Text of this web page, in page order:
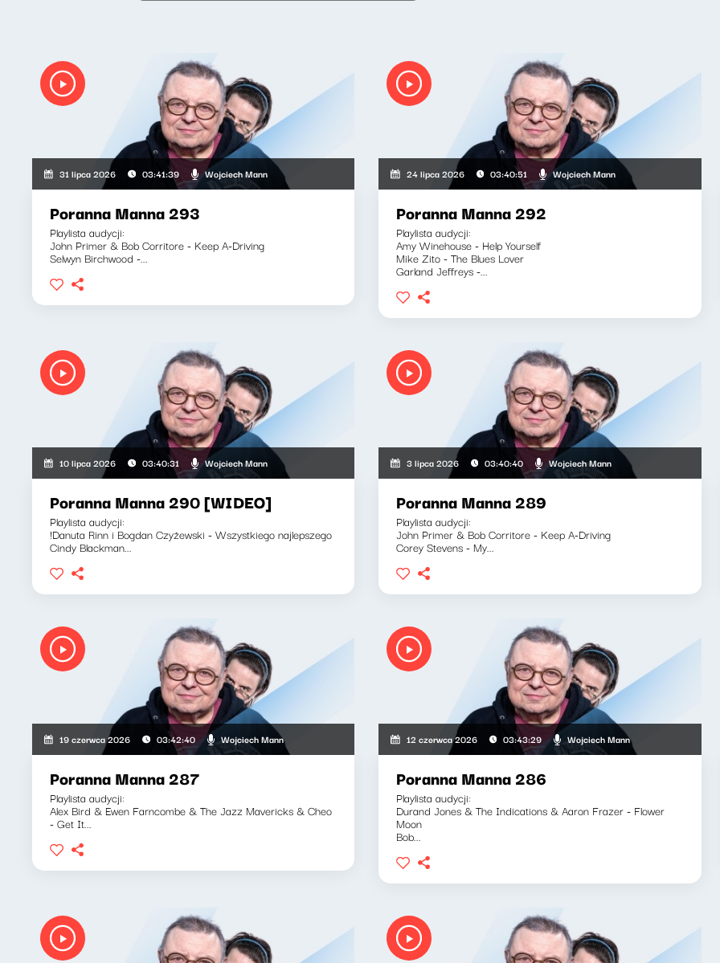
31 lipca 2026 03:41:39 Wojciech Mann
Poranna Manna 293
Playlista audycji:
John Primer & Bob Corritore - Keep A-Driving
Selwyn Birchwood -...
24 lipca 2026 03:40:51 Wojciech Mann
Poranna Manna 292
Playlista audycji:
Amy Winehouse - Help Yourself
Mike Zito - The Blues Lover
Garland Jeffreys -...
10 lipca 2026 03:40:31 Wojciech Mann
Poranna Manna 290 [WIDEO]
Playlista audycji:
!Danuta Rinn i Bogdan Czyżewski - Wszystkiego najlepszego
Cindy Blackman...
3 lipca 2026 03:40:40 Wojciech Mann
Poranna Manna 289
Playlista audycji:
John Primer & Bob Corritore - Keep A-Driving
Corey Stevens - My...
19 czerwca 2026 03:42:40 Wojciech Mann
Poranna Manna 287
Playlista audycji:
Alex Bird & Ewen Farncombe & The Jazz Mavericks & Cheo
- Get It...
12 czerwca 2026 03:43:29 Wojciech Mann
Poranna Manna 286
Playlista audycji:
Durand Jones & The Indications & Aaron Frazer - Flower
Moon
Bob...